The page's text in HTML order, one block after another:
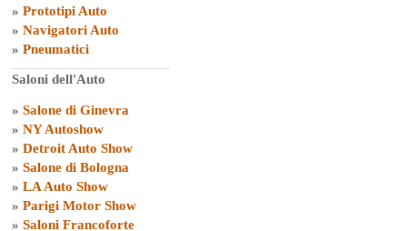
» Prototipi Auto
» Navigatori Auto
» Pneumatici
Saloni dell'Auto
» Salone di Ginevra
» NY Autoshow
» Detroit Auto Show
» Salone di Bologna
» LA Auto Show
» Parigi Motor Show
» Saloni Francoforte